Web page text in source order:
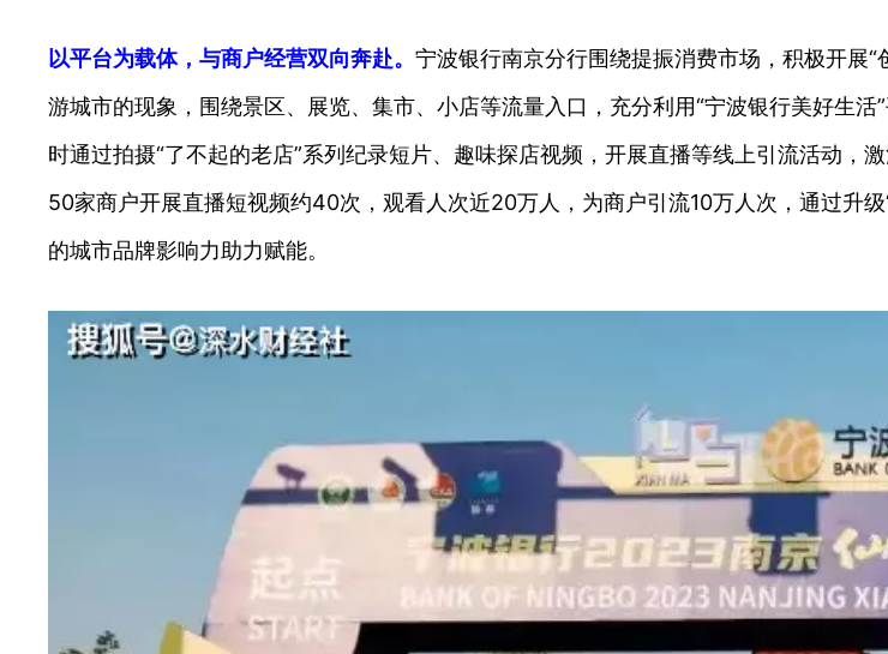
以平台为载体，与商户经营双向奔赴。 宁波银行南京分行围绕提振消费市场，积极开展“
游城市的现象，围绕景区、展览、集市、小店等流量入口，充分利用“宁波银行美好生
时通过拍摄“了不起的老店”系列纪录短片、趣味探店视频，开展直播等线上引流活动
50家商户开展直播短视频约40次，观看人次近20万人，为商户引流10万人次，通过升
的城市品牌影响力助力赋能。